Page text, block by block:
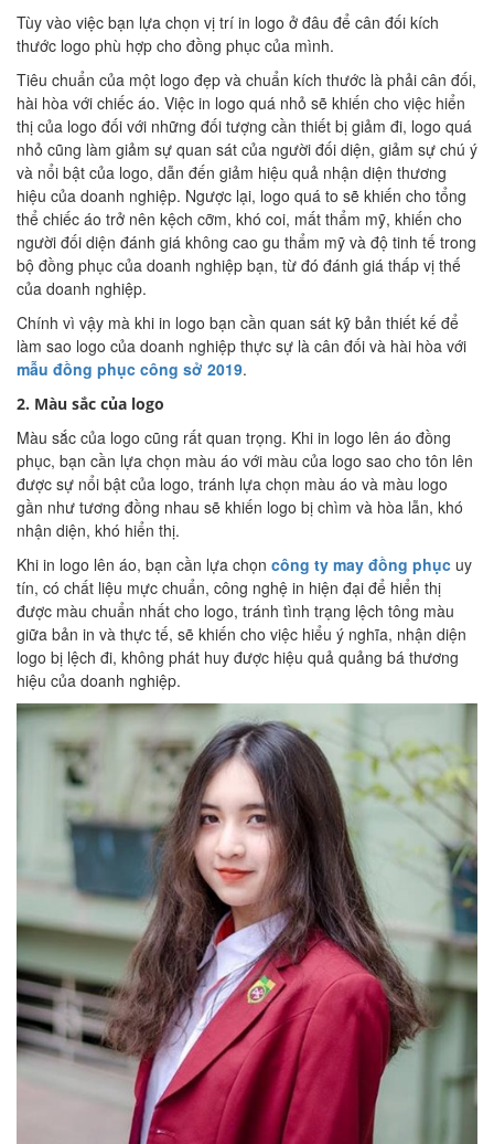
Tùy vào việc bạn lựa chọn vị trí in logo ở đâu để cân đối kích
thước logo phù hợp cho đồng phục của mình.
Tiêu chuẩn của một logo đẹp và chuẩn kích thước là phải cân đối,
hài hòa với chiếc áo. Việc in logo quá nhỏ sẽ khiến cho việc hiển
thị của logo đối với những đối tượng cần thiết bị giảm đi, logo quá
nhỏ cũng làm giảm sự quan sát của người đối diện, giảm sự chú ý
và nổi bật của logo, dẫn đến giảm hiệu quả nhận diện thương
hiệu của doanh nghiệp. Ngược lại, logo quá to sẽ khiến cho tổng
thể chiếc áo trở nên kệch cỡm, khó coi, mất thẩm mỹ, khiến cho
người đối diện đánh giá không cao gu thẩm mỹ và độ tinh tế trong
bộ đồng phục của doanh nghiệp bạn, từ đó đánh giá thấp vị thế
của doanh nghiệp.
Chính vì vậy mà khi in logo bạn cần quan sát kỹ bản thiết kế để
làm sao logo của doanh nghiệp thực sự là cân đối và hài hòa với
mẫu đồng phục công sở 2019.
2. Màu sắc của logo
Màu sắc của logo cũng rất quan trọng. Khi in logo lên áo đồng
phục, bạn cần lựa chọn màu áo với màu của logo sao cho tôn lên
được sự nổi bật của logo, tránh lựa chọn màu áo và màu logo
gần như tương đồng nhau sẽ khiến logo bị chìm và hòa lẫn, khó
nhận diện, khó hiển thị.
Khi in logo lên áo, bạn cần lựa chọn công ty may đồng phục uy
tín, có chất liệu mực chuẩn, công nghệ in hiện đại để hiển thị
được màu chuẩn nhất cho logo, tránh tình trạng lệch tông màu
giữa bản in và thực tế, sẽ khiến cho việc hiểu ý nghĩa, nhận diện
logo bị lệch đi, không phát huy được hiệu quả quảng bá thương
hiệu của doanh nghiệp.